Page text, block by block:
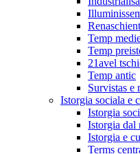
Temp
Temp
21avel
Temp antic
Survistas e
Istorgia sociala e
Istorgia
Istorgia dal
Istorgia e
Terms